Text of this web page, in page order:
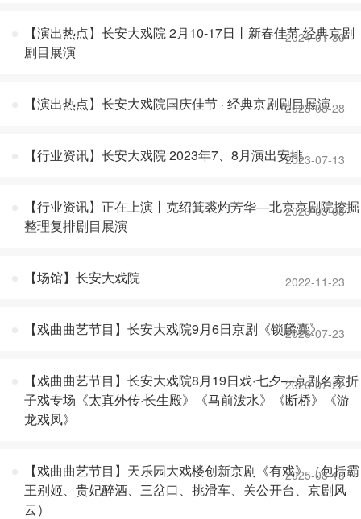
【演出热点】长安大戏院 2月10-17日丨新春佳节·经典京剧
剧目展演
2024-01-30
【演出热点】长安大戏院国庆佳节 · 经典京剧剧目展演
2023-08-28
【行业资讯】长安大戏院 2023年7、8月演出安排2023-07-13
【行业资讯】正在上演丨克绍箕裘灼芳华—北京京剧院挖掘
整理复排剧目展演
2023-03-08
【场馆】长安大戏院 2022-11-23
【戏曲曲艺节目】长安大戏院9月6日京剧《锁麟囊》
2026-07-23
【戏曲曲艺节目】长安大戏院8月19日戏·七夕—京剧名家折
子戏专场《太真外传·长生殿》《马前泼水》《断桥》《游
龙戏凤》
2026-07-22
【戏曲曲艺节目】天乐园大戏楼创新京剧《有戏》（包括霸
王别姬、贵妃醉酒、三岔口、挑滑车、关公开台、京剧风
云）
2025-08-13